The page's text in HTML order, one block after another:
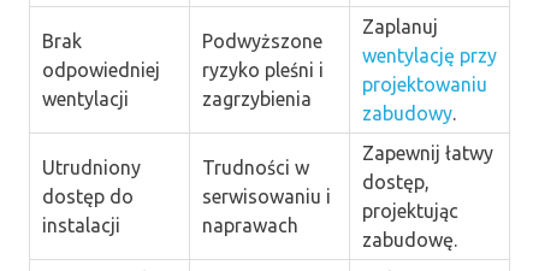
Brak
odpowiedniej
wentylacji
Podwyższone
ryzyko pleśni i
zagrzybienia
Zaplanuj
wentylację przy
projektowaniu
zabudowy.
Utrudniony
dostęp do
instalacji
Trudności w
serwisowaniu i
naprawach
Zapewnij łatwy
dostęp,
projektując
zabudowę.